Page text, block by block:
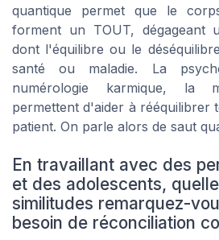
quantique permet que le
forment un TOUT, dégageant
dont l'équilibre ou le
santé ou maladie. La
numérologie karmique, la
permettent d'aider à rééquilibrer
patient. On parle alors de saut
En travaillant avec des
et des adolescents,
similitudes remarquez-
besoin de réconciliation